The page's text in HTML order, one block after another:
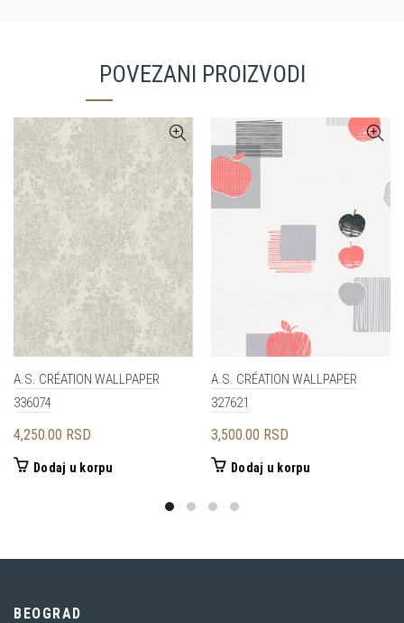
POVEZANI PROIZVODI
A.S. CRÉATION WALLPAPER
336074
4,250.00 RSD
Dodaj u korpu
A.S. CRÉATION WALLPAPER
327621
3,500.00 RSD
Dodaj u korpu
BEOGRAD